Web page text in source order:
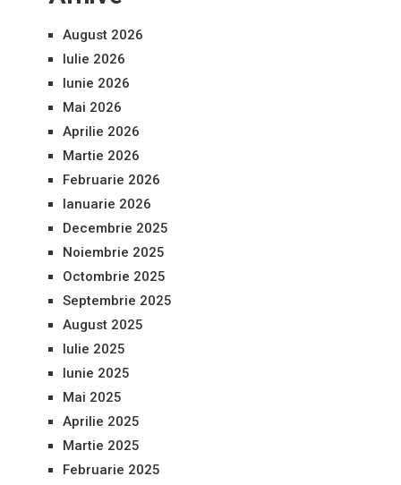
August 2026
Iulie 2026
Iunie 2026
Mai 2026
Aprilie 2026
Martie 2026
Februarie 2026
Ianuarie 2026
Decembrie 2025
Noiembrie 2025
Octombrie 2025
Septembrie 2025
August 2025
Iulie 2025
Iunie 2025
Mai 2025
Aprilie 2025
Martie 2025
Februarie 2025